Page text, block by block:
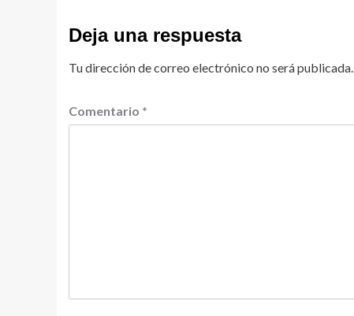
Deja una respuesta
Tu dirección de correo electrónico no será publicada.
Comentario *